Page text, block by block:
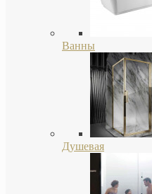
Ванны
Душевая